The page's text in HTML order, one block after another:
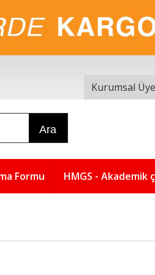
Kurumsal
Ara
Formu HMGS - Akademik